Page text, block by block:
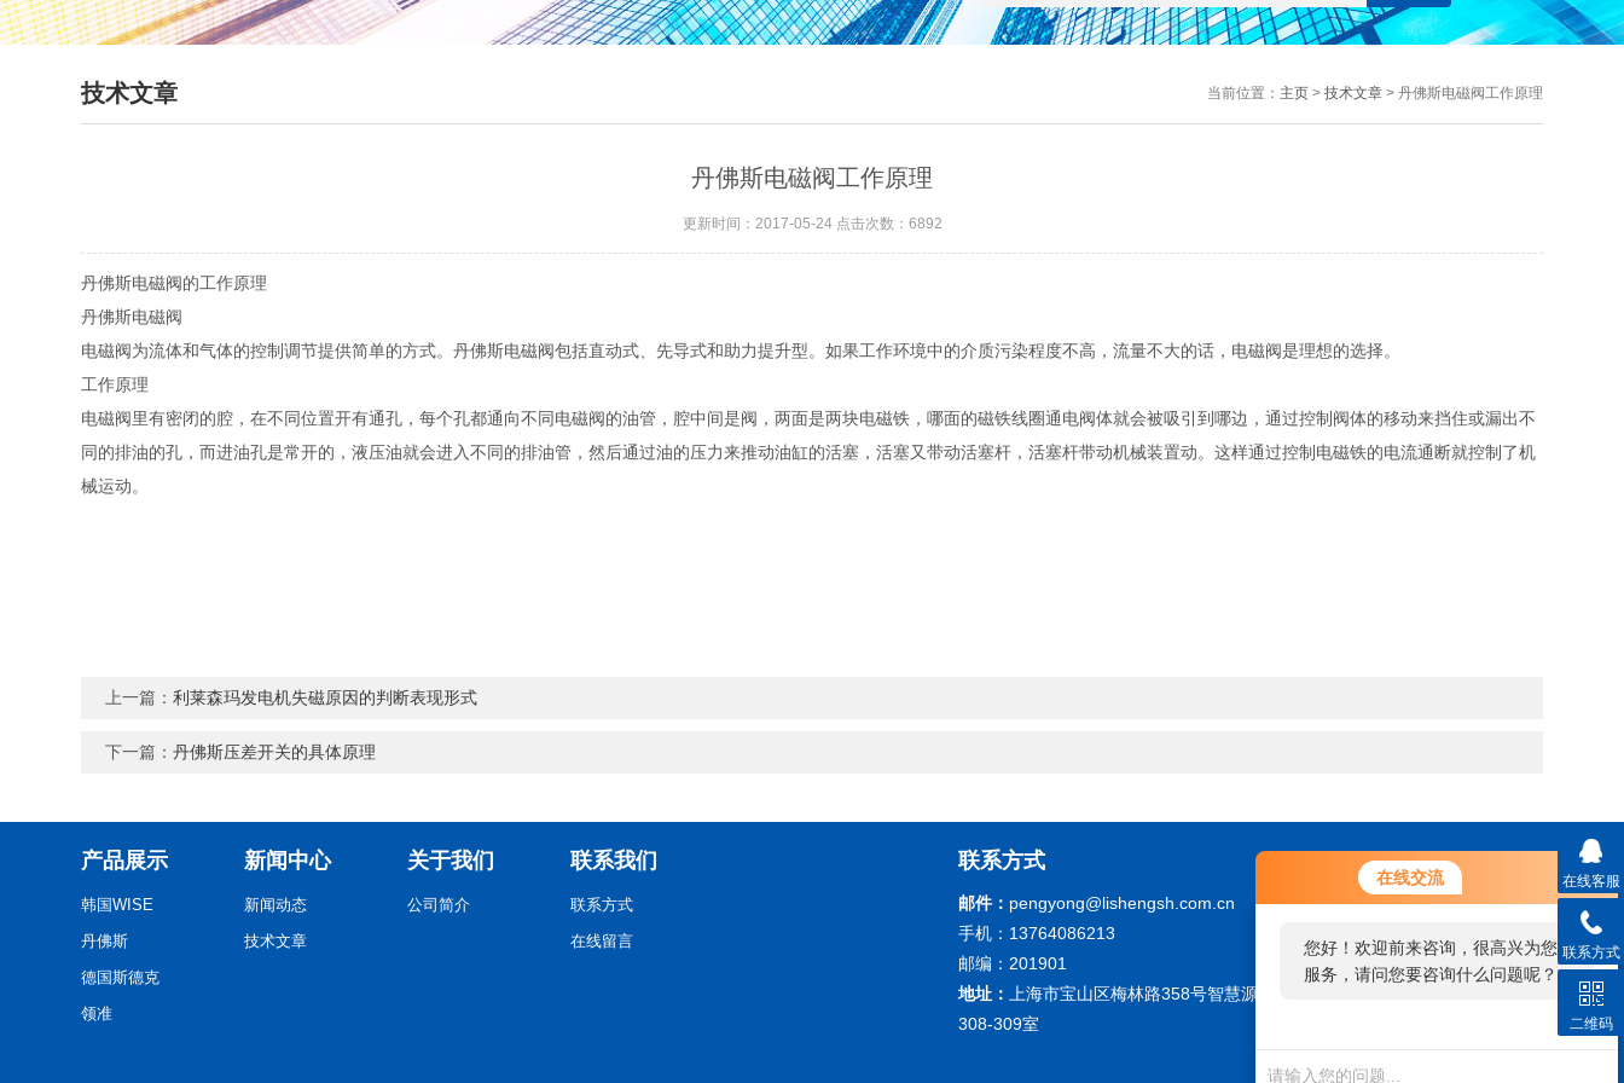
在线交流
您好！欢迎前来咨询，很高兴为您
服务，请问您要咨询什么问题呢？
技术文章 当前位置： 主页> 技术文章> 丹佛斯电磁阀工作原理
丹佛斯电磁阀工作原理
更新时间：2017-05-24 点击次数：6892
丹佛斯电磁阀的工作原理
丹佛斯电磁阀
电磁阀为流体和气体的控制调节提供简单的方式。丹佛斯电磁阀包括直动式、先导式和助力提升型。如果工作环境中的介质污染程度不高，流量不大的话，电磁阀是理想的选择。
工作原理
电磁阀里有密闭的腔，在不同位置开有通孔，每个孔都通向不同电磁阀的油管，腔中间是阀，两面是两块电磁铁，哪面的磁铁线圈通电阀体就会被吸引到哪边，通过控制阀体的移动来挡住或漏出不
同的排油的孔，而进油孔是常开的，液压油就会进入不同的排油管，然后通过油的压力来推动油缸的活塞，活塞又带动活塞杆，活塞杆带动机械装置动。这样通过控制电磁铁的电流通断就控制了机
械运动。
上一篇：利莱森玛发电机失磁原因的判断表现形式
下一篇：丹佛斯压差开关的具体原理
产品展示
韩国WISE
丹佛斯
德国斯德克
领准
新闻中心
新闻动态
技术文章
关于我们
公司简介
联系我们
联系方式
在线留言
联系方式
邮件： pengyong@lishengsh.com.cn
手机：13764086213
邮编：201901
地址：
上海市宝山区梅林路358号智慧源11栋
308-309室
在线客服
联系方式
二维码